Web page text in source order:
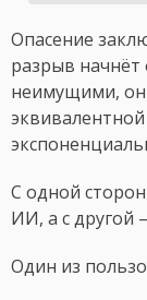
Опасение
разрыв
неимущими, он
С одной
ИИ, а с другой
Один из